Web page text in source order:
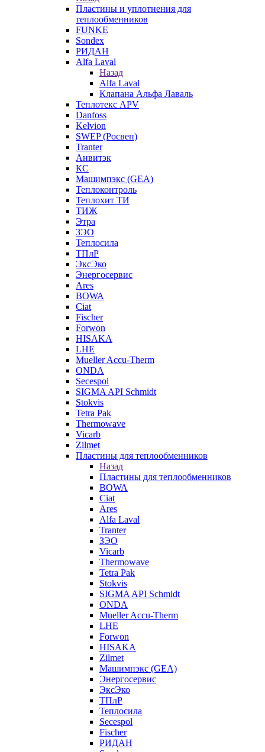
Пластины и уплотнения для
теплообменников
FUNKE
Sondex
РИДАН
Alfa Laval
Назад
Alfa Laval
Клапана Альфа Лаваль
Теплотекс APV
Danfoss
Kelvion
SWEP (Росвеп)
Tranter
Анвитэк
КС
Машимпэкс (GEA)
Теплоконтроль
Теплохит ТИ
ТИЖ
Этра
ЗЭО
Теплосила
ТПлР
ЭксЭко
Энергосервис
Ares
BOWA
Ciat
Fischer
Forwon
HISAKA
LHE
Mueller Accu-Therm
ONDA
Secespol
SIGMA API Schmidt
Stokvis
Tetra Pak
Thermowave
Vicarb
Zilmet
Пластины для теплообменников
Назад
Пластины для теплообменников
BOWA
Ciat
Ares
Alfa Laval
Tranter
ЗЭО
Vicarb
Thermowave
Tetra Pak
Stokvis
SIGMA API Schmidt
ONDA
Mueller Accu-Therm
LHE
Forwon
HISAKA
Zilmet
Машимпэкс (GEA)
Энергосервис
ЭксЭко
ТПлР
Теплосила
Secespol
Fischer
РИДАН